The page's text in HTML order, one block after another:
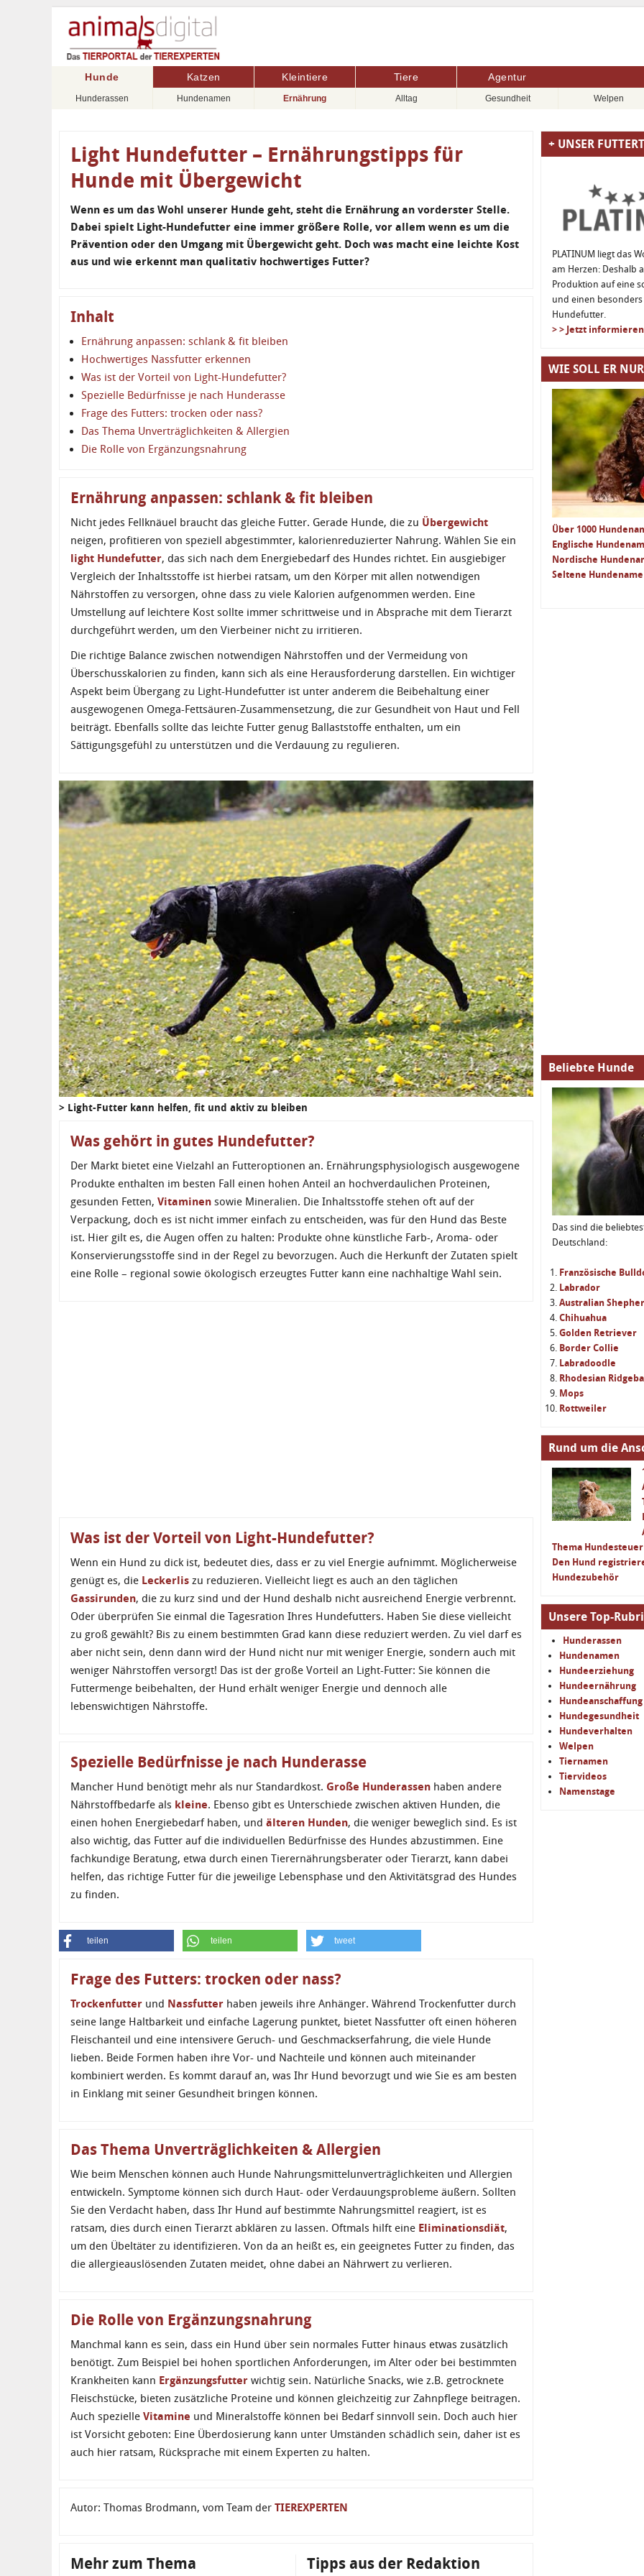
Hunde
Hunderassen Hundenamen Ernährung Alltag Gesundheit Welpen
Katzen Kleintiere Tiere Agentur
Light Hundefutter – Ernährungstipps für
Hunde mit Übergewicht
Wenn es um das Wohl unserer Hunde geht, steht die Ernährung an vorderster Stelle.
Dabei spielt Light-Hundefutter eine immer größere Rolle, vor allem wenn es um die
Prävention oder den Umgang mit Übergewicht geht. Doch was macht eine leichte Kost
aus und wie erkennt man qualitativ hochwertiges Futter?
Inhalt
Ernährung anpassen: schlank & fit bleiben
Hochwertiges Nassfutter erkennen
Was ist der Vorteil von Light-Hundefutter?
Spezielle Bedürfnisse je nach Hunderasse
Frage des Futters: trocken oder nass?
Das Thema Unverträglichkeiten & Allergien
Die Rolle von Ergänzungsnahrung
Ernährung anpassen: schlank & fit bleiben
Nicht jedes Fellknäuel braucht das gleiche Futter. Gerade Hunde, die zu Übergewicht
neigen, profitieren von speziell abgestimmter, kalorienreduzierter Nahrung. Wählen Sie ein
light Hundefutter, das sich nach dem Energiebedarf des Hundes richtet. Ein ausgiebiger
Vergleich der Inhaltsstoffe ist hierbei ratsam, um den Körper mit allen notwendigen
Nährstoffen zu versorgen, ohne dass zu viele Kalorien aufgenommen werden. Eine
Umstellung auf leichtere Kost sollte immer schrittweise und in Absprache mit dem Tierarzt
durchgeführt werden, um den Vierbeiner nicht zu irritieren.
Die richtige Balance zwischen notwendigen Nährstoffen und der Vermeidung von
Überschusskalorien zu finden, kann sich als eine Herausforderung darstellen. Ein wichtiger
Aspekt beim Übergang zu Light-Hundefutter ist unter anderem die Beibehaltung einer
ausgewogenen Omega-Fettsäuren-Zusammensetzung, die zur Gesundheit von Haut und Fell
beiträgt. Ebenfalls sollte das leichte Futter genug Ballaststoffe enthalten, um ein
Sättigungsgefühl zu unterstützen und die Verdauung zu regulieren.
> Light-Futter kann helfen, fit und aktiv zu bleiben
Was gehört in gutes Hundefutter?
Der Markt bietet eine Vielzahl an Futteroptionen an. Ernährungsphysiologisch ausgewogene
Produkte enthalten im besten Fall einen hohen Anteil an hochverdaulichen Proteinen,
gesunden Fetten, Vitaminen sowie Mineralien. Die Inhaltsstoffe stehen oft auf der
Verpackung, doch es ist nicht immer einfach zu entscheiden, was für den Hund das Beste
ist. Hier gilt es, die Augen offen zu halten: Produkte ohne künstliche Farb-, Aroma- oder
Konservierungsstoffe sind in der Regel zu bevorzugen. Auch die Herkunft der Zutaten spielt
eine Rolle – regional sowie ökologisch erzeugtes Futter kann eine nachhaltige Wahl sein.
Was ist der Vorteil von Light-Hundefutter?
Wenn ein Hund zu dick ist, bedeutet dies, dass er zu viel Energie aufnimmt. Möglicherweise
genügt es, die Leckerlis zu reduzieren. Vielleicht liegt es auch an den täglichen
Gassirunden, die zu kurz sind und der Hund deshalb nicht ausreichend Energie verbrennt.
Oder überprüfen Sie einmal die Tagesration Ihres Hundefutters. Haben Sie diese vielleicht
zu groß gewählt? Bis zu einem bestimmten Grad kann diese reduziert werden. Zu viel darf es
aber nicht sein, denn dann wird der Hund nicht nur mit weniger Energie, sondern auch mit
weniger Nährstoffen versorgt! Das ist der große Vorteil an Light-Futter: Sie können die
Futtermenge beibehalten, der Hund erhält weniger Energie und dennoch alle
lebenswichtigen Nährstoffe.
Spezielle Bedürfnisse je nach Hunderasse
Mancher Hund benötigt mehr als nur Standardkost. Große Hunderassen haben andere
Nährstoffbedarfe als kleine. Ebenso gibt es Unterschiede zwischen aktiven Hunden, die
einen hohen Energiebedarf haben, und älteren Hunden, die weniger beweglich sind. Es ist
also wichtig, das Futter auf die individuellen Bedürfnisse des Hundes abzustimmen. Eine
fachkundige Beratung, etwa durch einen Tierernährungsberater oder Tierarzt, kann dabei
helfen, das richtige Futter für die jeweilige Lebensphase und den Aktivitätsgrad des Hundes
zu finden.
teilen teilen tweet
Frage des Futters: trocken oder nass?
Trockenfutter und Nassfutter haben jeweils ihre Anhänger. Während Trockenfutter durch
seine lange Haltbarkeit und einfache Lagerung punktet, bietet Nassfutter oft einen höheren
Fleischanteil und eine intensivere Geruch- und Geschmackserfahrung, die viele Hunde
lieben. Beide Formen haben ihre Vor- und Nachteile und können auch miteinander
kombiniert werden. Es kommt darauf an, was Ihr Hund bevorzugt und wie Sie es am besten
in Einklang mit seiner Gesundheit bringen können.
Das Thema Unverträglichkeiten & Allergien
Wie beim Menschen können auch Hunde Nahrungsmittelunverträglichkeiten und Allergien
entwickeln. Symptome können sich durch Haut- oder Verdauungsprobleme äußern. Sollten
Sie den Verdacht haben, dass Ihr Hund auf bestimmte Nahrungsmittel reagiert, ist es
ratsam, dies durch einen Tierarzt abklären zu lassen. Oftmals hilft eine Eliminationsdiät,
um den Übeltäter zu identifizieren. Von da an heißt es, ein geeignetes Futter zu finden, das
die allergieauslösenden Zutaten meidet, ohne dabei an Nährwert zu verlieren.
Die Rolle von Ergänzungsnahrung
Manchmal kann es sein, dass ein Hund über sein normales Futter hinaus etwas zusätzlich
benötigt. Zum Beispiel bei hohen sportlichen Anforderungen, im Alter oder bei bestimmten
Krankheiten kann Ergänzungsfutter wichtig sein. Natürliche Snacks, wie z.B. getrocknete
Fleischstücke, bieten zusätzliche Proteine und können gleichzeitig zur Zahnpflege beitragen.
Auch spezielle Vitamine und Mineralstoffe können bei Bedarf sinnvoll sein. Doch auch hier
ist Vorsicht geboten: Eine Überdosierung kann unter Umständen schädlich sein, daher ist es
auch hier ratsam, Rücksprache mit einem Experten zu halten.
Autor: Thomas Brodmann, vom Team der TIEREXPERTEN
Mehr zum Thema Tipps aus der Redaktion
+ UNSER
PLATINUM liegt das
am Herzen: Deshalb
Produktion auf eine
und einen
Hundefutter.
> > Jetzt
WIE SOLL ER
Über 1000
Englische
Nordische
Seltene
Beliebte Hunde
Das sind die
Deutschland:
Französische
Labrador
Australian
Chihuahua
Golden Retriever
Border Collie
Labradoodle
Rhodesian
Mops
Rottweiler
Rund um die
Thema Hundesteuer
Den Hund
Hundezubehör
Unsere Top-
Hunderassen
Hundenamen
Hundeerziehung
Hundeernährung
Hundeanschaffung
Hundegesundheit
Hundeverhalten
Welpen
Tiernamen
Tiervideos
Namenstage